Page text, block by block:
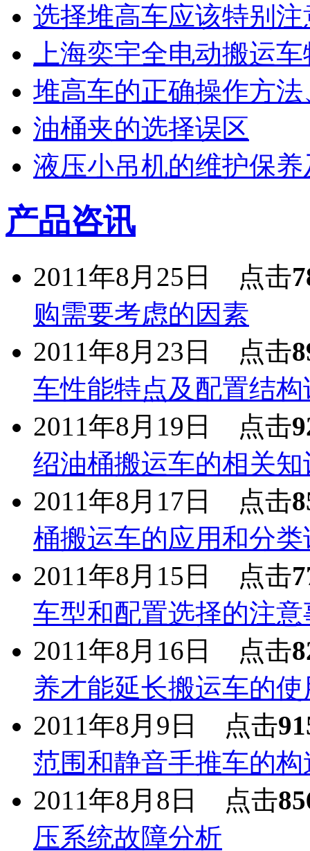
选择堆高车应该特别
上海奕宇全电动搬运
堆高车的正确操作方
油桶夹的选择误区
液压小吊机的维护保
产品咨讯
2011年8月25日 点击
购需要考虑的因素
2011年8月23日 点击
车性能特点及配置结构
2011年8月19日 点击
绍油桶搬运车的相关知
2011年8月17日 点击
桶搬运车的应用和分类
2011年8月15日 点击
车型和配置选择的注意
2011年8月16日 点击
养才能延长搬运车的
2011年8月9日 点击
范围和静音手推车的
2011年8月8日 点击
压系统故障分析